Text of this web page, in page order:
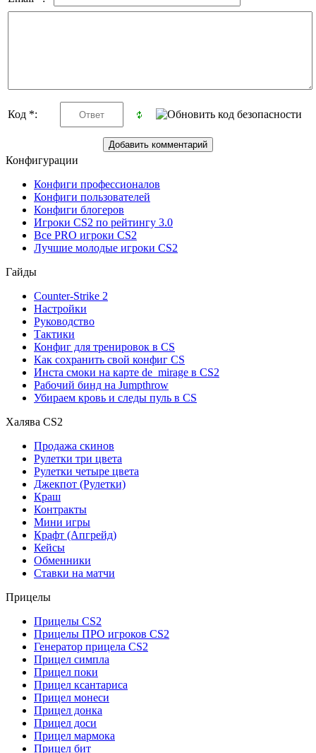
Код *:
Конфигурации
Конфиги профессионалов
Конфиги пользователей
Конфиги блогеров
Игроки CS2 по рейтингу 3.0
Все PRO игроки CS2
Лучшие молодые игроки CS2
Гайды
Counter-Strike 2
Настройки
Руководство
Тактики
Конфиг для тренировок в CS
Как сохранить свой конфиг CS
Инста смоки на карте de_mirage в CS2
Рабочий бинд на Jumpthrow
Убираем кровь и следы пуль в CS
Халява CS2
Продажа скинов
Рулетки три цвета
Рулетки четыре цвета
Джекпот (Рулетки)
Краш
Контракты
Мини игры
Крафт (Апгрейд)
Кейсы
Обменники
Ставки на матчи
Прицелы
Прицелы CS2
Прицелы ПРО игроков CS2
Генератор прицела CS2
Прицел симпла
Прицел поки
Прицел ксантариса
Прицел монеси
Прицел донка
Прицел доси
Прицел мармока
Прицел бит